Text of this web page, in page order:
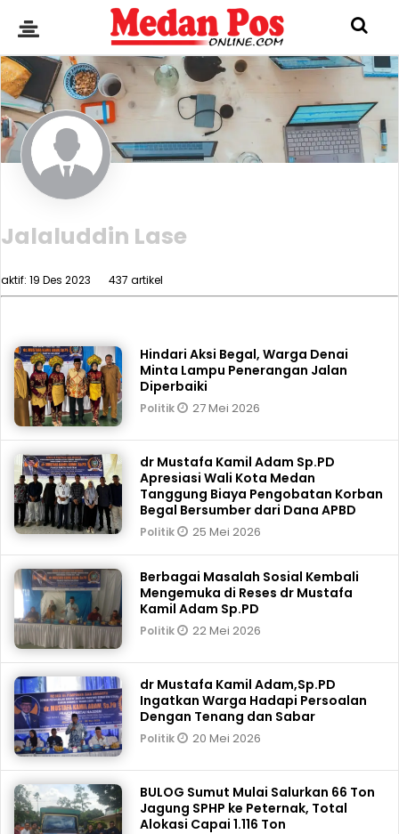
Jalaluddin Lase
aktif: 19 Des 2023 437 artikel
Hindari Aksi Begal, Warga Denai
Minta Lampu Penerangan Jalan
Diperbaiki
Politik 27 Mei 2026
dr Mustafa Kamil Adam Sp.PD
Apresiasi Wali Kota Medan
Tanggung Biaya Pengobatan Korban
Begal Bersumber dari Dana APBD
Politik 25 Mei 2026
Berbagai Masalah Sosial Kembali
Mengemuka di Reses dr Mustafa
Kamil Adam Sp.PD
Politik 22 Mei 2026
dr Mustafa Kamil Adam,Sp.PD
Ingatkan Warga Hadapi Persoalan
Dengan Tenang dan Sabar
Politik 20 Mei 2026
BULOG Sumut Mulai Salurkan 66 Ton
Jagung SPHP ke Peternak, Total
Alokasi Capai 1.116 Ton